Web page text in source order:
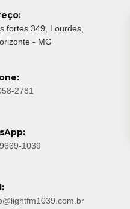
fortes 349, Lourdes,
- MG
2781
1039